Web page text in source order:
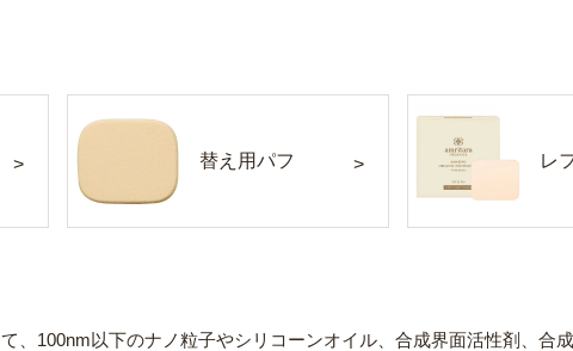
替え用パフ レ
、100nm以下のナノ粒子やシリコーンオイル、合成界面活性剤、合